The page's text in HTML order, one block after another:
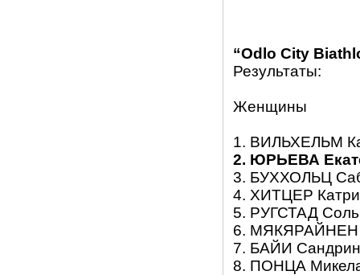
“Odlo City
Результаты:
Женщины
1. ВИЛЬХЕЛЬМ
2. ЮРЬЕВА
3. БУХХОЛЬЦ
4. ХИТЦЕР
5. РУГСТАД
6. МЯКЯРАЙНЕН
7. БАЙИ
8. ПОНЦА